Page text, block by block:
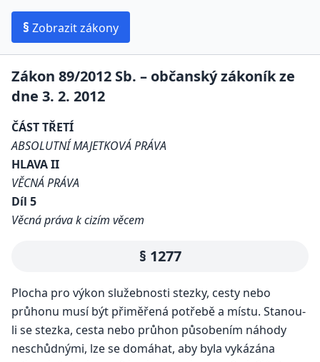
§ Zobrazit zákony
Zákon 89/2012 Sb. – občanský zákoník ze
dne 3. 2. 2012
ČÁST TŘETÍ
ABSOLUTNÍ MAJETKOVÁ PRÁVA
HLAVA II
VĚCNÁ PRÁVA
Díl 5
Věcná práva k cizím věcem
§ 1277
Plocha pro výkon služebnosti stezky, cesty nebo
průhonu musí být přiměřená potřebě a místu. Stanou-
li se stezka, cesta nebo průhon působením náhody
neschůdnými, lze se domáhat, aby byla vykázána